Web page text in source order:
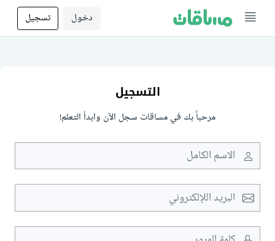
دخول تسجيل
التسجيل
مرحباً بك في مساقات سجل الآن وابدأ التعلم!